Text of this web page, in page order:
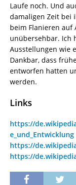
Laufe noch. Und
damaligen Zeit bei
beim Flanieren auf
unübersehbar. Ich
Ausstellungen wie
Dankbar, dass
entworfen hatten
werden.
Links
https://
e_und_Entwicklung
https://
https://